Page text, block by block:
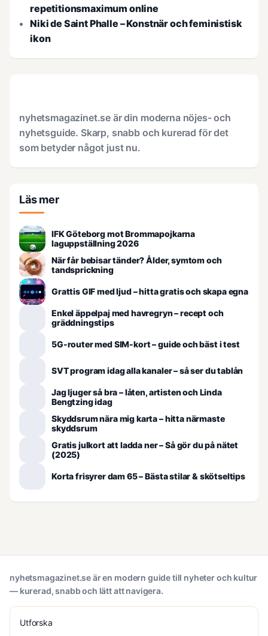
repetitionsmaximum online
Niki de Saint Phalle – Konstnär och feministisk
ikon
nyhetsmagazinet.se är din moderna nöjes- och
nyhetsguide. Skarp, snabb och kurerad för det
som betyder något just nu.
Läs mer
IFK Göteborg mot Brommapojkarna
laguppställning 2026
När får bebisar tänder? Ålder, symtom och
tandsprickning
Grattis GIF med ljud – hitta gratis och skapa egna
Enkel äppelpaj med havregryn – recept och
gräddningstips
5G-router med SIM-kort – guide och bäst i test
SVT program idag alla kanaler – så ser du tablån
Jag ljuger så bra – låten, artisten och Linda
Bengtzing idag
Skyddsrum nära mig karta – hitta närmaste
skyddsrum
Gratis julkort att ladda ner – Så gör du på nätet
(2025)
Korta frisyrer dam 65 – Bästa stilar & skötseltips
nyhetsmagazinet.se är en modern guide till nyheter och kultur
— kurerad, snabb och lätt att navigera.
Utforska